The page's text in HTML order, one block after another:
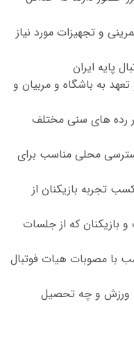
و تجهیزات مورد نیاز
پایه ایران
به باشگاه و مربیان و
رده های سنی مختلف
محلی مناسب برای
تجربه بازیکنان از
بازیکنان که از جلسات
با مصوبات هیات فوتبال
ورزش و چه تحصیل